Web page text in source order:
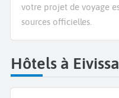
votre projet de voyage
sources officielles.
Hôtels à